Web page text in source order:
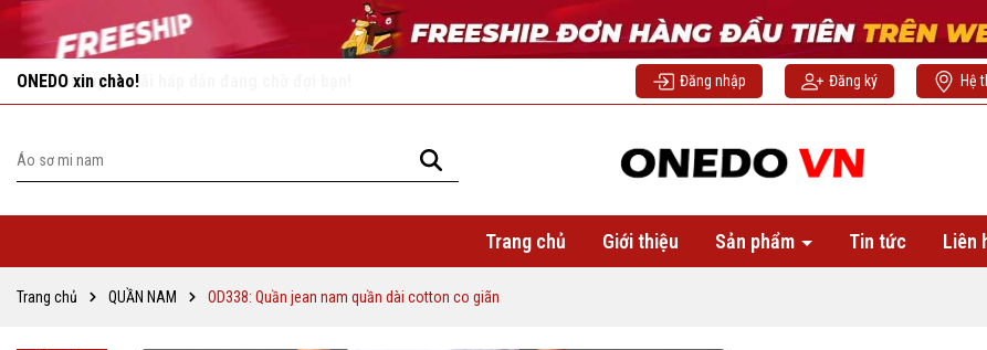
Vô vàn khuyến mãi hấp dẫn đang chờ đợi bạn! Đăng nhập Đăng ký Hệ
Trang chủ Giới thiệu Sản phẩm Tin tức Liên
Trang chủ QUẦN NAM OD338: Quần jean nam quần dài cotton co giãn